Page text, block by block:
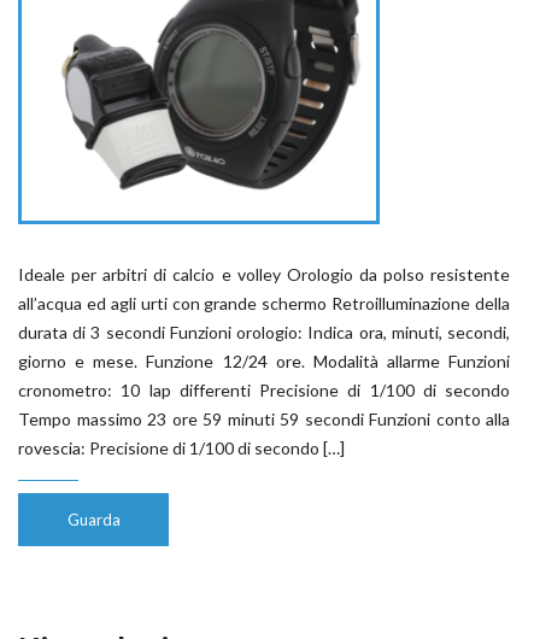
Ideale per arbitri di calcio e volley Orologio da polso resistente
all’acqua ed agli urti con grande schermo Retroilluminazione della
durata di 3 secondi Funzioni orologio: Indica ora, minuti, secondi,
giorno e mese. Funzione 12/24 ore. Modalità allarme Funzioni
cronometro: 10 lap differenti Precisione di 1/100 di secondo
Tempo massimo 23 ore 59 minuti 59 secondi Funzioni conto alla
rovescia: Precisione di 1/100 di secondo […]
Guarda